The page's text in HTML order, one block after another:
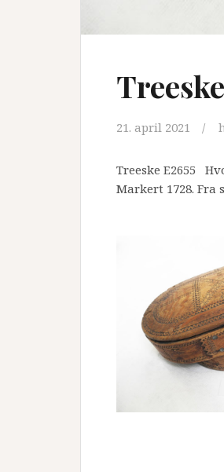
21. april 2021
Treeske E2655
Markert 1728. Fra